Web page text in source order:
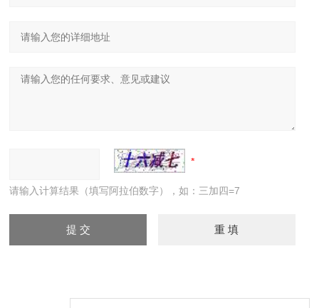
请输入计算结果（填写阿拉伯数字），如：三加四=7